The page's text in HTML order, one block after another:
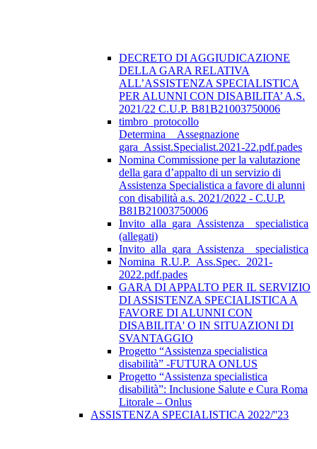
DECRETO DI AGGIUDICAZIONE
DELLA GARA RELATIVA
ALL’ASSISTENZA SPECIALISTICA
PER ALUNNI CON DISABILITA’ A.S.
2021/22 C.U.P. B81B21003750006
timbro_protocollo
Determina__Assegnazione
gara_Assist.Specialist.2021-22.pdf.pades
Nomina Commissione per la valutazione
della gara d’appalto di un servizio di
Assistenza Specialistica a favore di alunni
con disabilità a.s. 2021/2022 - C.U.P.
B81B21003750006
Invito_alla_gara_Assistenza__specialistica
(allegati)
Invito_alla_gara_Assistenza__specialistica
Nomina_R.U.P._Ass.Spec._2021-
2022.pdf.pades
GARA DI APPALTO PER IL SERVIZIO
DI ASSISTENZA SPECIALISTICA A
FAVORE DI ALUNNI CON
DISABILITA' O IN SITUAZIONI DI
SVANTAGGIO
Progetto “Assistenza specialistica
disabilità” -FUTURA ONLUS
Progetto “Assistenza specialistica
disabilità”: Inclusione Salute e Cura Roma
Litorale – Onlus
ASSISTENZA SPECIALISTICA 2022/''23